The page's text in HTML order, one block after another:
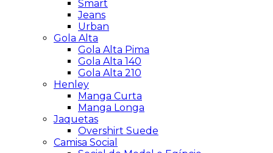
Smart
Jeans
Urban
Gola Alta
Gola Alta Pima
Gola Alta 140
Gola Alta 210
Henley
Manga Curta
Manga Longa
Jaquetas
Overshirt Suede
Camisa Social